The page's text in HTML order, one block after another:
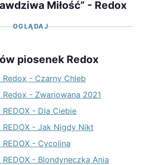
Miłość” - Redox
OGLĄDAJ
piosenek Redox
Redox - Czarny Chleb
- Zwariowana 2021
- Dla Ciebie
- Jak Nigdy Nikt
- Cycolina
- Blondyneczka Ania